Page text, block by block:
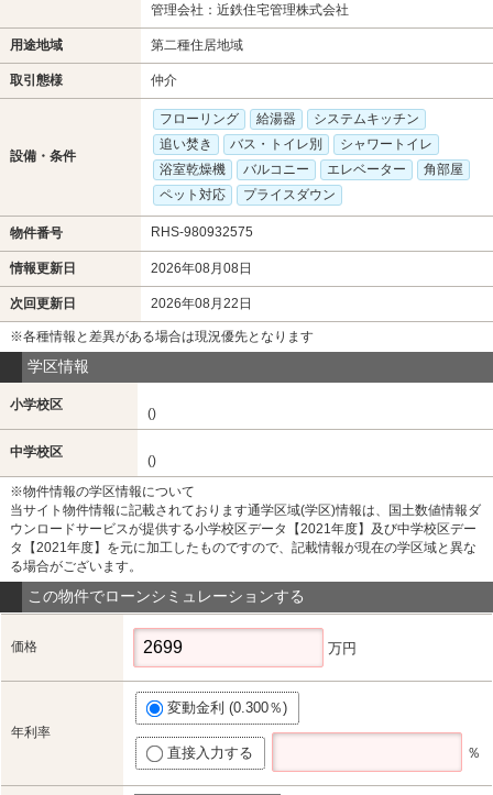
管理会社：近鉄住宅管理株式会社
用途地域 第二種住居地域
取引態様 仲介
設備・条件
フローリング 給湯器
システムキッチン
追い焚き
バス・トイレ別
シャワートイレ
浴室乾燥機
バルコニー エレベーター
角部屋
ペット対応
プライスダウン
物件番号 RHS-980932575
情報更新日 2026年08月08日
次回更新日 2026年08月22日
※各種情報と差異がある場合は現況優先となります
学区情報
小学校区
()
中学校区
()
※物件情報の学区情報について
当サイト物件情報に記載されております通学区域(学区)情報は、国土数値情報ダ
ウンロードサービスが提供する小学校区データ【2021年度】及び中学校区デー
タ【2021年度】を元に加工したものですので、記載情報が現在の学区域と異な
る場合がございます。
この物件でローンシミュレーションする
価格 万円
年利率
変動金利 (0.300％)
直接入力する ％